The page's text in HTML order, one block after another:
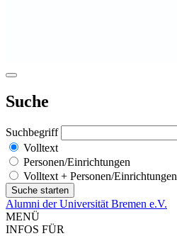
Suche
Suchbegriff
Volltext
Personen/Einrichtungen
Volltext + Personen/Einrichtungen
Alumni der Universität Bremen e.V.
MENÜ
INFOS FÜR